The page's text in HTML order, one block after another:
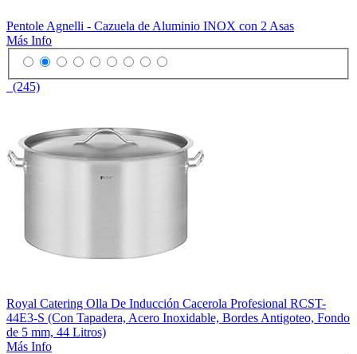
Pentole Agnelli - Cazuela de Aluminio INOX con 2 Asas
Más Info
(245)
Royal Catering Olla De Inducción Cacerola Profesional RCST-
44E3-S (Con Tapadera, Acero Inoxidable, Bordes Antigoteo, Fondo
de 5 mm, 44 Litros)
Más Info